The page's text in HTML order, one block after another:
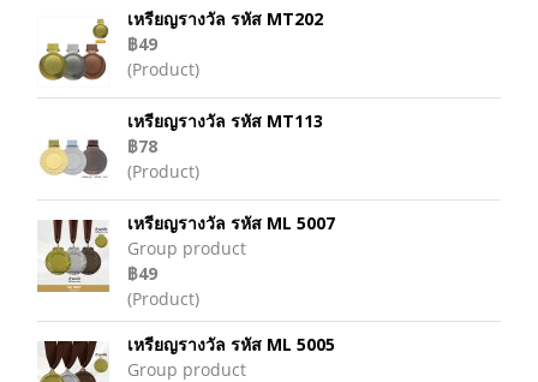
เหรียญรางวัล รหัส MT202
฿49
(Product)
เหรียญรางวัล รหัส MT113
฿78
(Product)
เหรียญรางวัล รหัส ML 5007
Group product
฿49
(Product)
เหรียญรางวัล รหัส ML 5005
Group product